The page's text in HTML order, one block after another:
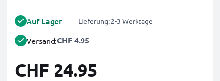
Auf Lager Lieferung: 2-3 Werktage
Versand:CHF 4.95
CHF 24.95